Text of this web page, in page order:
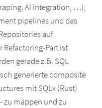
AI integration, …),
pipelines und das
auf
Refactoring-Part ist
gerade z.B. SQL
generierte composite
mit SQLx (Rust)
zu mappen und zu